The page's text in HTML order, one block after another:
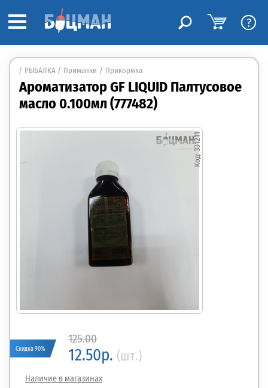
?
РЫБАЛКА Приманки Прикормка
Ароматизатор GF LIQUID Палтусовое
масло 0.100мл (777482)
331211
Скидка 90%
125.00
12.50р. (шт.)
Наличие в магазинах